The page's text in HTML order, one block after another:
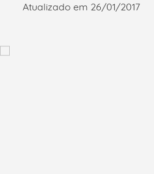
Atualizado em 26/01/2017